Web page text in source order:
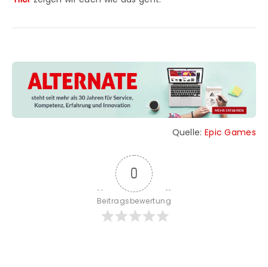
Quelle: Epic Games
0
Beitragsbewertung